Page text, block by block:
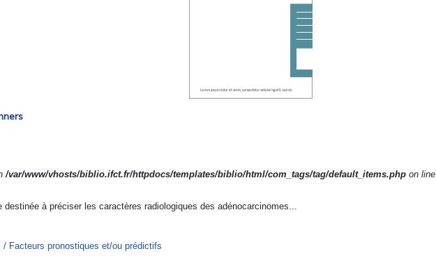
/var/www/vhosts/biblio.ifct.fr/httpdocs/templates/biblio/html/com_tags/tag/default_items.phpon line
à préciser les caractères radiologiques des adénocarcinomes...
/ Facteurs pronostiques et/ou prédictifs